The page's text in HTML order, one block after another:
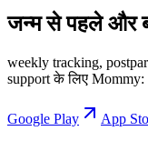
जन्म से पहले और
weekly tracking,
support के लिए
Google Play
App